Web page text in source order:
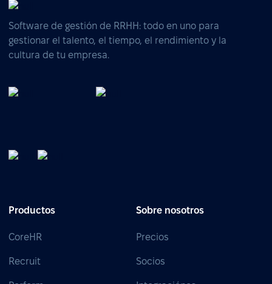
Software de gestión de RRHH: todo en uno para
gestionar el talento, el tiempo, el rendimiento y la
cultura de tu empresa.
Productos
CoreHR
Recruit
Sobre nosotros
Precios
Socios